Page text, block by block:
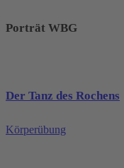
Porträt WBG
Der Tanz des Rochens
Körperübung